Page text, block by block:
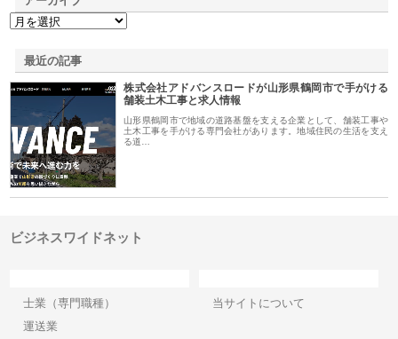
最近の記事
株式会社アドバンスロードが山形県鶴岡市で手がける
舗装土木工事と求人情報
山形県鶴岡市で地域の道路基盤を支える企業として、舗装工事や
土木工事を手がける専門会社があります。地域住民の生活を支え
る道…
ビジネスワイドネット
士業（専門職種）
運送業
当サイトについて